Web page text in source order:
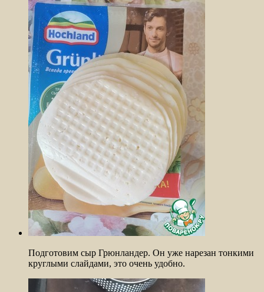
Подготовим сыр Грюнландер. Он уже нарезан тонкими
круглыми слайдами, это очень удобно.